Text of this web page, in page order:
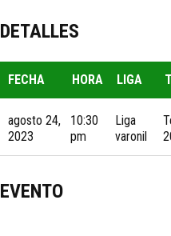
DETALLES
FECHA HORA LIGA
agosto 24,
2023
10:30
pm
Liga
varonil
EVENTO